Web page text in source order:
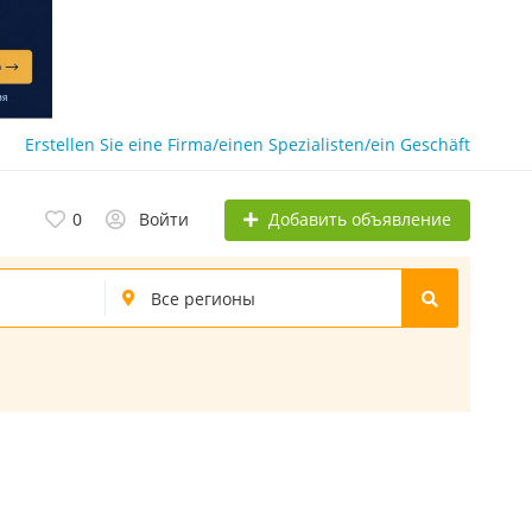
Erstellen Sie eine Firma/einen Spezialisten/ein Geschäft
0 Войти Добавить объявление